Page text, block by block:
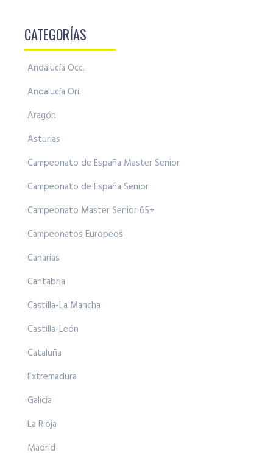
CATEGORÍAS
Andalucía Occ.
Andalucía Ori.
Aragón
Asturias
Campeonato de España Master Senior
Campeonato de España Senior
Campeonato Master Senior 65+
Campeonatos Europeos
Canarias
Cantabria
Castilla-La Mancha
Castilla-León
Cataluña
Extremadura
Galicia
La Rioja
Madrid